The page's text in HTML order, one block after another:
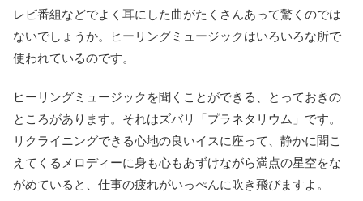
レビ番組などでよく耳にした曲がたくさんあって驚くのでは
ないでしょうか。ヒーリングミュージックはいろいろな所で
使われているのです。
ヒーリングミュージックを聞くことができる、とっておきの
ところがあります。それはズバリ「プラネタリウム」です。
リクライニングできる心地の良いイスに座って、静かに聞こ
えてくるメロディーに身も心もあずけながら満点の星空をな
がめていると、仕事の疲れがいっぺんに吹き飛びますよ。